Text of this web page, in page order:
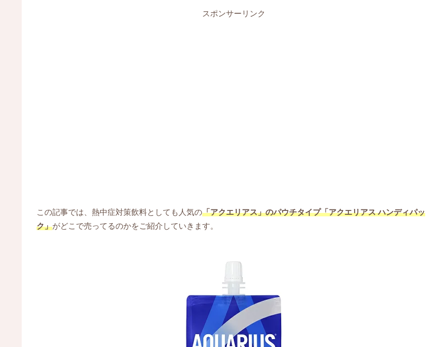
スポンサーリンク
この記事では、熱中症対策飲料としても人気の「アクエリアス」のパウチタイプ「アクエリアス ハンディパッ
ク」がどこで売ってるのかをご紹介していきます。